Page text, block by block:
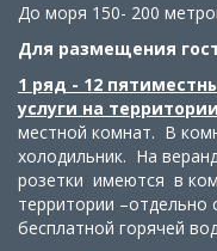
До моря 150- 200
Для размещения
1 ряд - 12
услуги на
местной комнат. В
холодильник. На
розетки имеются в
территории
бесплатной горячей